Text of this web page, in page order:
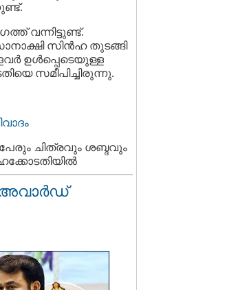
വന്നിട്ടുണ്ട്.
സിൻഹ തുടങ്ങി
ഉള്‍പ്പെടെയുള്ള
സമീപിച്ചിരുന്നു.
ചിത്രവും ശബ്ദവും
അവാര്‍ഡ്